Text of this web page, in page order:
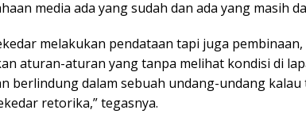
media ada yang sudah dan ada yang masih
melakukan pendataan tapi juga
aturan-aturan yang tanpa melihat kondisi di
berlindung dalam sebuah undang-undang
retorika,” tegasnya.